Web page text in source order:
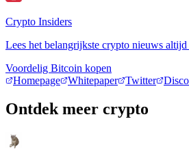
Crypto Insiders
Lees het belangrijkste crypto nieuws altijd
Voordelig Bitcoin kopen
Homepage
Whitepaper Twitter
Ontdek meer crypto